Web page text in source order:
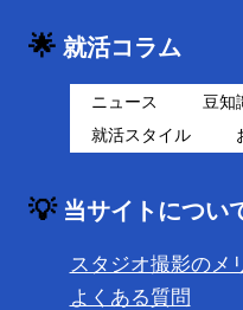
🌟 就活コラム
ニュース 豆知
就活スタイル
💡 当サイトについ
スタジオ撮影のメ
よくある質問